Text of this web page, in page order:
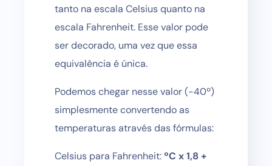
tanto na escala Celsius quanto na
escala Fahrenheit. Esse valor pode
ser decorado, uma vez que essa
equivalência é única.
Podemos chegar nesse valor (-40º)
simplesmente convertendo as
temperaturas através das fórmulas:
Celsius para Fahrenheit:ºC x 1,8 +